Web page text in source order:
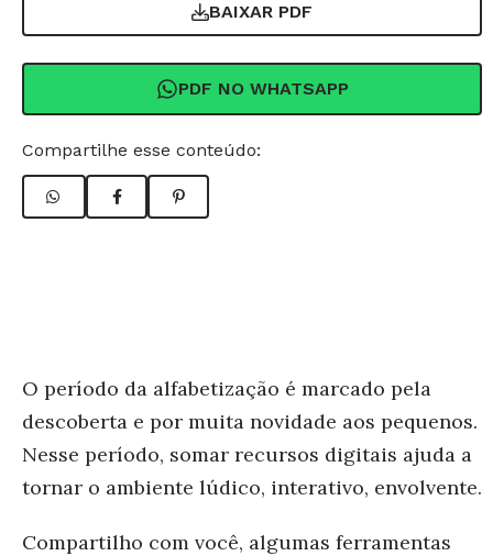
BAIXAR PDF
PDF NO WHATSAPP
Compartilhe esse conteúdo:
O período da alfabetização é marcado pela
descoberta e por muita novidade aos pequenos.
Nesse período, somar recursos digitais ajuda a
tornar o ambiente lúdico, interativo, envolvente.
Compartilho com você, algumas ferramentas